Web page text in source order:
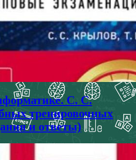
С. С.
тренировочных
и ответы)